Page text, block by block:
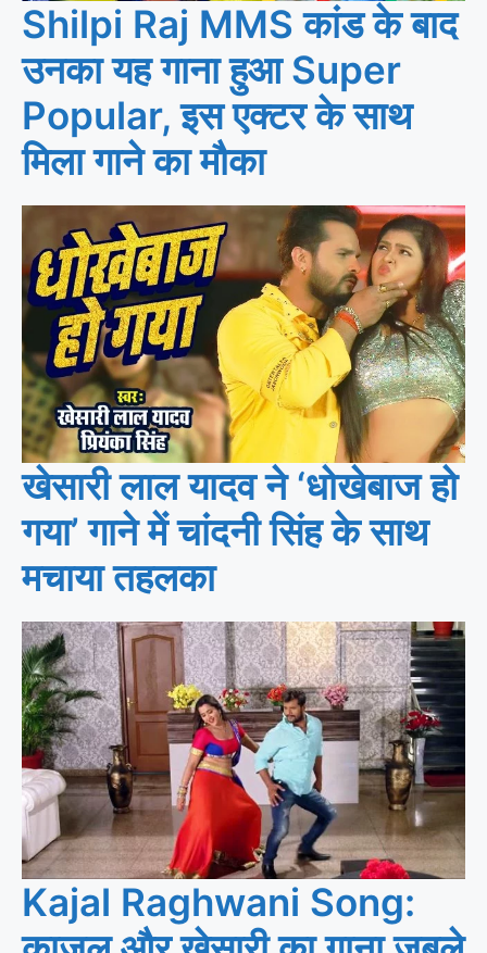
Shilpi Raj MMS कांड के बाद
उनका यह गाना हुआ Super
Popular, इस एक्टर के साथ
मिला गाने का मौका
खेसारी लाल यादव ने ‘धोखेबाज हो
गया’ गाने में चांदनी सिंह के साथ
मचाया तहलका
Kajal Raghwani Song: